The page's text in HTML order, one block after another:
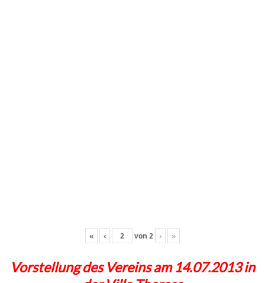
« ‹ von 2 › »
Vorstellung des Vereins am 14.07.2013 in